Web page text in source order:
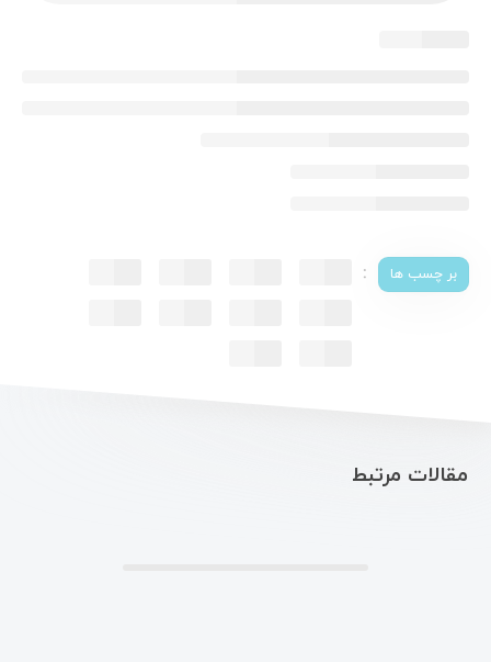
بر چسب ها :
مقالات مرتبط